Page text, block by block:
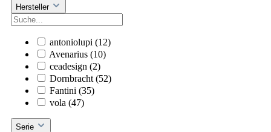
Hersteller
antoniolupi (12)
Avenarius (10)
ceadesign (2)
Dornbracht (52)
Fantini (35)
vola (47)
Serie